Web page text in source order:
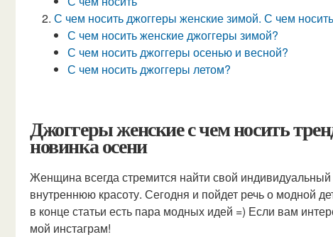
С чем носить джоггеры женские зимой. С чем
С чем носить женские джоггеры зимой?
С чем носить джоггеры осенью и весной?
С чем носить джоггеры летом?
Джоггеры женские с чем носить
новинка осени
Женщина всегда стремится найти свой
внутреннюю красоту. Сегодня и пойдет речь о модной
в конце статьи есть пара модных идей =) Если вам
мой инстаграм!